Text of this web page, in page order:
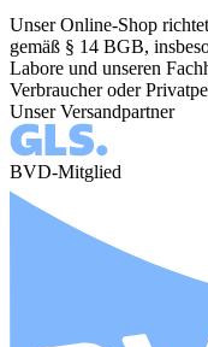
Unser Online-Shop
gemäß § 14 BGB,
Labore und unseren
Verbraucher oder
Unser Versandpartner
BVD-Mitglied